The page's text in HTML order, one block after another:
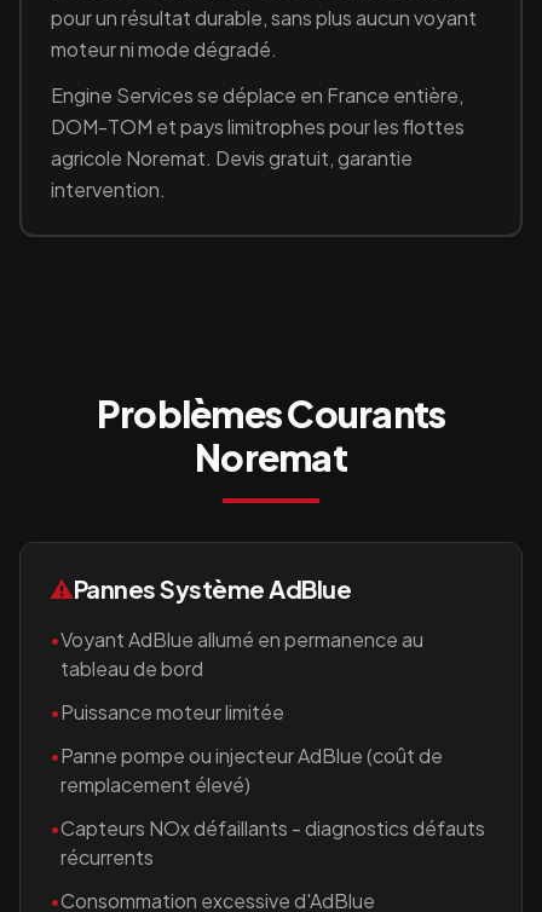
pour un résultat durable, sans plus aucun voyant
moteur ni mode dégradé.
Engine Services se déplace en France entière,
DOM-TOM et pays limitrophes pour les flottes
agricole Noremat. Devis gratuit, garantie
intervention.
Problèmes Courants
Noremat
⚠️Pannes Système AdBlue
•Voyant AdBlue allumé en permanence au
tableau de bord
•Puissance moteur limitée
•Panne pompe ou injecteur AdBlue (coût de
remplacement élevé)
•Capteurs NOx défaillants - diagnostics défauts
récurrents
•Consommation excessive d'AdBlue